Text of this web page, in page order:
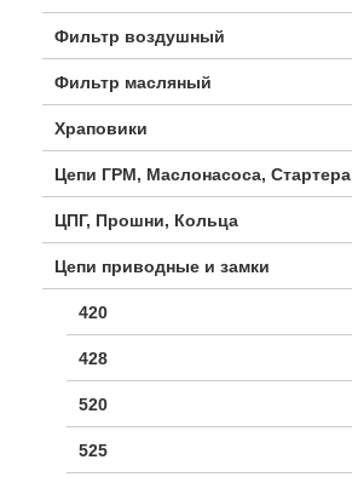
Фильтр воздушный
Фильтр масляный
Храповики
Цепи ГРМ, Маслонасоса, Стартера
ЦПГ, Прошни, Кольца
Цепи приводные и замки
420
428
520
525